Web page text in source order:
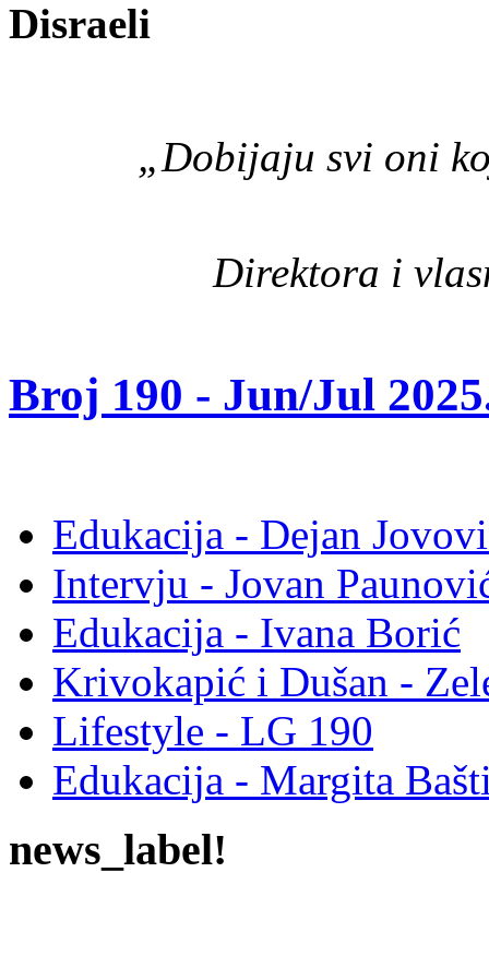
Disraeli
„Dobijaju svi oni
Direktora i
Broj 190 - Jun/Jul
Edukacija - Dejan
Intervju - Jovan
Edukacija - Ivana Borić
Krivokapić i Dušan -
Lifestyle - LG 190
Edukacija - Margita
news_label!